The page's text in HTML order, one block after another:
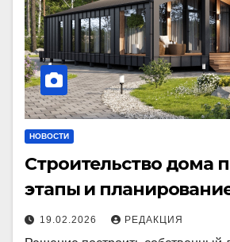
НОВОСТИ
Строительство дома
этапы и
19.02.2026 РЕДАКЦИЯ